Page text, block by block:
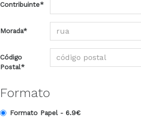
Contribuinte*
Morada*
Código
Postal*
Formato
Formato Papel - 6.9€